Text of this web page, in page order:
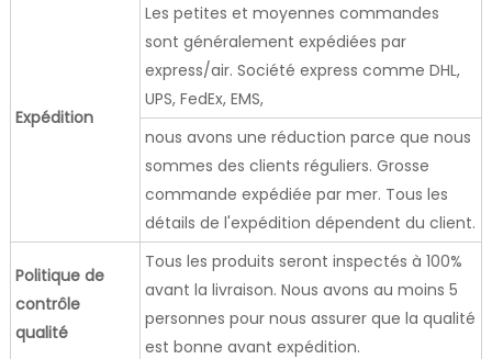
Expédition
Les petites et moyennes commandes
sont généralement expédiées par
express/air. Société express comme DHL,
UPS, FedEx, EMS,
nous avons une réduction parce que nous
sommes des clients réguliers. Grosse
commande expédiée par mer. Tous les
détails de l'expédition dépendent du client.
Politique de
contrôle
qualité
Tous les produits seront inspectés à 100%
avant la livraison. Nous avons au moins 5
personnes pour nous assurer que la qualité
est bonne avant expédition.